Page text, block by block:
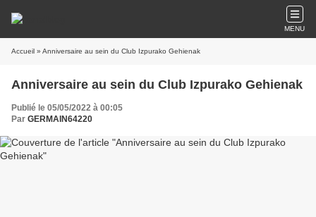
MENU
Accueil » Anniversaire au sein du Club Izpurako Gehienak
Anniversaire au sein du Club Izpurako Gehienak
Publié le 05/05/2022 à 00:05
Par GERMAIN64220